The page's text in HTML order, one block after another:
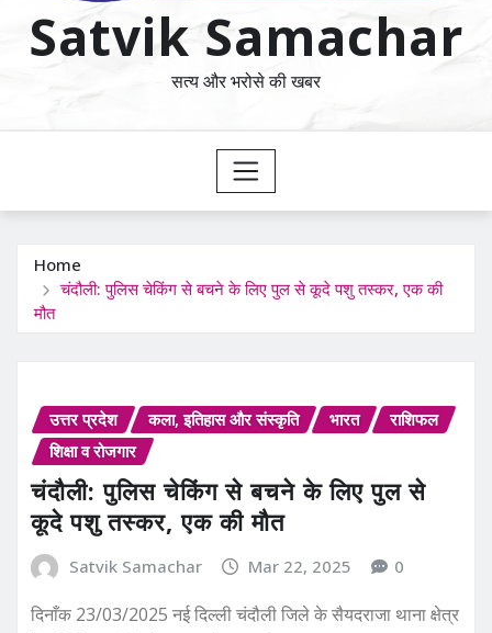
Satvik Samachar
सत्य और भरोसे की खबर
Home
चंदौली: पुलिस चेकिंग से बचने के लिए पुल से कूदे पशु तस्कर, एक की
मौत
उत्तर प्रदेश कला, इतिहास और संस्कृति भारत
राशिफल
शिक्षा व रोजगार
चंदौली: पुलिस चेकिंग से बचने के लिए पुल से
कूदे पशु तस्कर, एक की मौत
Satvik Samachar Mar 22, 2025 0
दिनाँक 23/03/2025 नई दिल्ली चंदौली जिले के सैयदराजा थाना क्षेत्र